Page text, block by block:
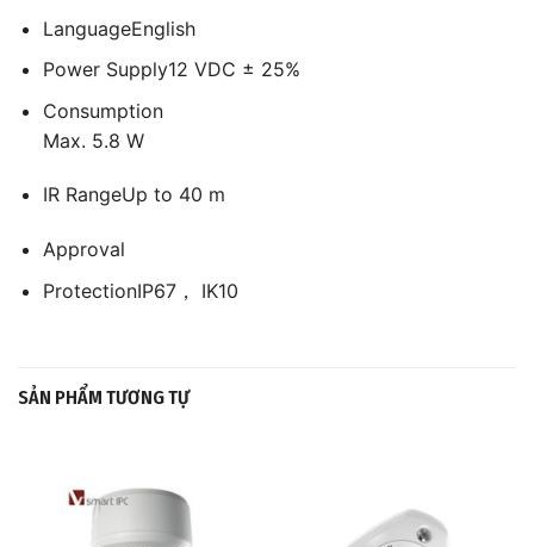
LanguageEnglish
Power Supply12 VDC ± 25%
Consumption
Max. 5.8 W
IR RangeUp to 40 m
Approval
ProtectionIP67， IK10
SẢN PHẨM TƯƠNG TỰ